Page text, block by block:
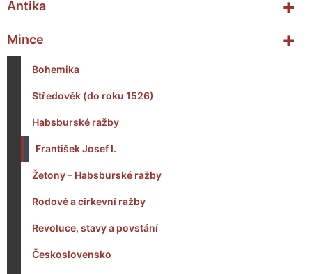
+
Antika
+
Mince
Bohemika
Středověk (do roku 1526)
Habsburské ražby
František Josef I.
Žetony – Habsburské ražby
Rodové a cirkevní ražby
Revoluce, stavy a povstání
Československo